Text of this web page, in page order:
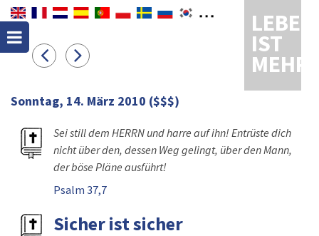
LEBEN
IST
MEHR
Sonntag, 14. März 2010 ($$$)
Sei still dem HERRN und harre auf ihn! Entrüste dich
nicht über den, dessen Weg gelingt, über den Mann,
der böse Pläne ausführt!
Psalm 37,7
Sicher ist sicher